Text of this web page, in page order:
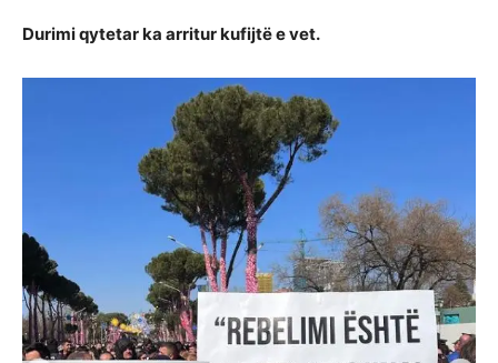
Durimi qytetar ka arritur kufijtë e vet.